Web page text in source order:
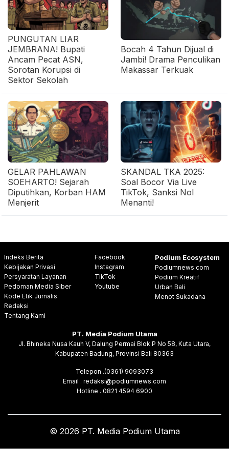
PUNGUTAN LIAR
JEMBRANA! Bupati
Ancam Pecat ASN,
Sorotan Korupsi di
Sektor Sekolah
Bocah 4 Tahun Dijual di
Jambi! Drama Penculikan
Makassar Terkuak
GELAR PAHLAWAN
SOEHARTO! Sejarah
Diputihkan, Korban HAM
Menjerit
SKANDAL TKA 2025:
Soal Bocor Via Live
TikTok, Sanksi Nol
Menanti!
Indeks Berita
Kebijakan Privasi
Persyaratan Layanan
Pedoman Media Siber
Kode Etik Jurnalis
Redaksi
Tentang Kami
Facebook
Instagram
TikTok
Youtube
Podium Ecosystem
Podiumnews.com
Podium Kreatif
Urban Bali
Menot Sukadana
PT. Media Podium Utama
Jl. Bhineka Nusa Kauh V, Dalung Permai Blok P No 58, Kuta Utara,
Kabupaten Badung, Provinsi Bali 80363
Telepon .(0361) 9093073
Email . redaksi@podiumnews.com
Hotline . 0821 4594 6900
© 2026 PT. Media Podium Utama